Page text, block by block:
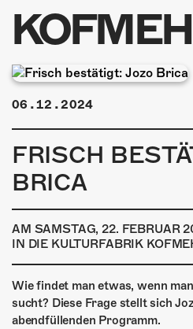
PROGRAMM
GALERIE
PHOTOMAT
INFOS
KONTAKT
06.12.2024
FRISCH
BRICA
AM SAMSTAG, 22. FEBRUAR
IN DIE KULTURFABRIK
Wie findet man etwas, wenn
sucht? Diese Frage stellt sich
abendfüllenden Programm.